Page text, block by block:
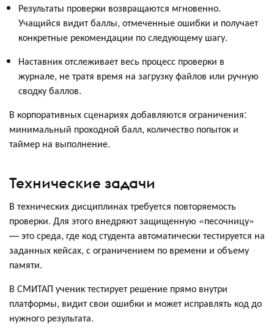
Результаты проверки возвращаются мгновенно.
Учащийся видит баллы, отмеченные ошибки и получает
конкретные рекомендации по следующему шагу.
Наставник отслеживает весь процесс проверки в
журнале, не тратя время на загрузку файлов или ручную
сводку баллов.
В корпоративных сценариях добавляются ограничения:
минимальный проходной балл, количество попыток и
таймер на выполнение.
Технические задачи
В технических дисциплинах требуется повторяемость
проверки. Для этого внедряют защищенную «песочницу»
— это среда, где код студента автоматически тестируется на
заданных кейсах, с ограничением по времени и объему
памяти.
В СМИТАП ученик тестирует решение прямо внутри
платформы, видит свои ошибки и может исправлять код до
нужного результата.